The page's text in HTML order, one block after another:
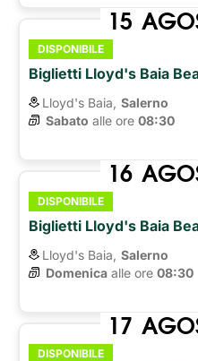
15
DISPONIBILE
Biglietti Lloyd's Baia
Lloyd's Baia, Salerno
Sabato alle ore 08:30
16
DISPONIBILE
Biglietti Lloyd's Baia
Lloyd's Baia, Salerno
Domenica alle ore 08:30
17
DISPONIBILE